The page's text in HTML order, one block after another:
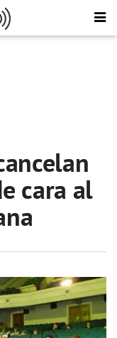
cara al